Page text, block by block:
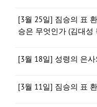
[3월 25일] 짐승의 표
승은 무엇인가 (김대성
[3월 18일] 성령의 은
[3월 11일] 짐승의 표